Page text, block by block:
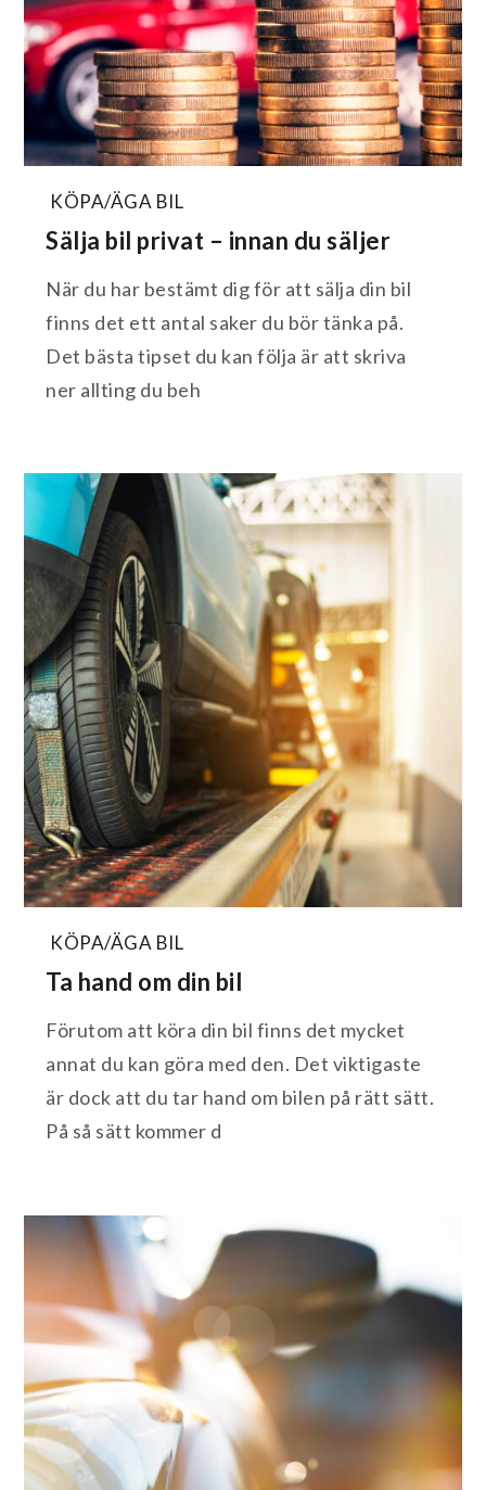
KÖPA/ÄGA BIL
Sälja bil privat – innan du säljer
När du har bestämt dig för att sälja din bil
finns det ett antal saker du bör tänka på.
Det bästa tipset du kan följa är att skriva
ner allting du beh
KÖPA/ÄGA BIL
Ta hand om din bil
Förutom att köra din bil finns det mycket
annat du kan göra med den. Det viktigaste
är dock att du tar hand om bilen på rätt sätt.
På så sätt kommer d